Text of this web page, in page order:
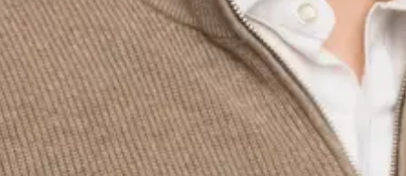
Chris Shiu